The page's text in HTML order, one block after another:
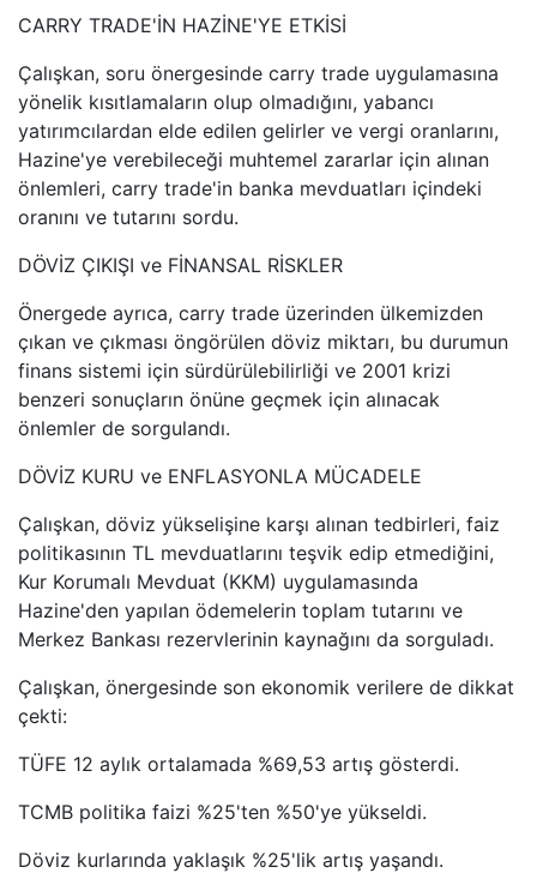
CARRY TRADE'İN HAZİNE'YE ETKİSİ
Çalışkan, soru önergesinde carry trade uygulamasına
yönelik kısıtlamaların olup olmadığını, yabancı
yatırımcılardan elde edilen gelirler ve vergi oranlarını,
Hazine'ye verebileceği muhtemel zararlar için alınan
önlemleri, carry trade'in banka mevduatları içindeki
oranını ve tutarını sordu.
DÖVİZ ÇIKIŞI ve FİNANSAL RİSKLER
Önergede ayrıca, carry trade üzerinden ülkemizden
çıkan ve çıkması öngörülen döviz miktarı, bu durumun
finans sistemi için sürdürülebilirliği ve 2001 krizi
benzeri sonuçların önüne geçmek için alınacak
önlemler de sorgulandı.
DÖVİZ KURU ve ENFLASYONLA MÜCADELE
Çalışkan, döviz yükselişine karşı alınan tedbirleri, faiz
politikasının TL mevduatlarını teşvik edip etmediğini,
Kur Korumalı Mevduat (KKM) uygulamasında
Hazine'den yapılan ödemelerin toplam tutarını ve
Merkez Bankası rezervlerinin kaynağını da sorguladı.
Çalışkan, önergesinde son ekonomik verilere de dikkat
çekti:
TÜFE 12 aylık ortalamada %69,53 artış gösterdi.
TCMB politika faizi %25'ten %50'ye yükseldi.
Döviz kurlarında yaklaşık %25'lik artış yaşandı.